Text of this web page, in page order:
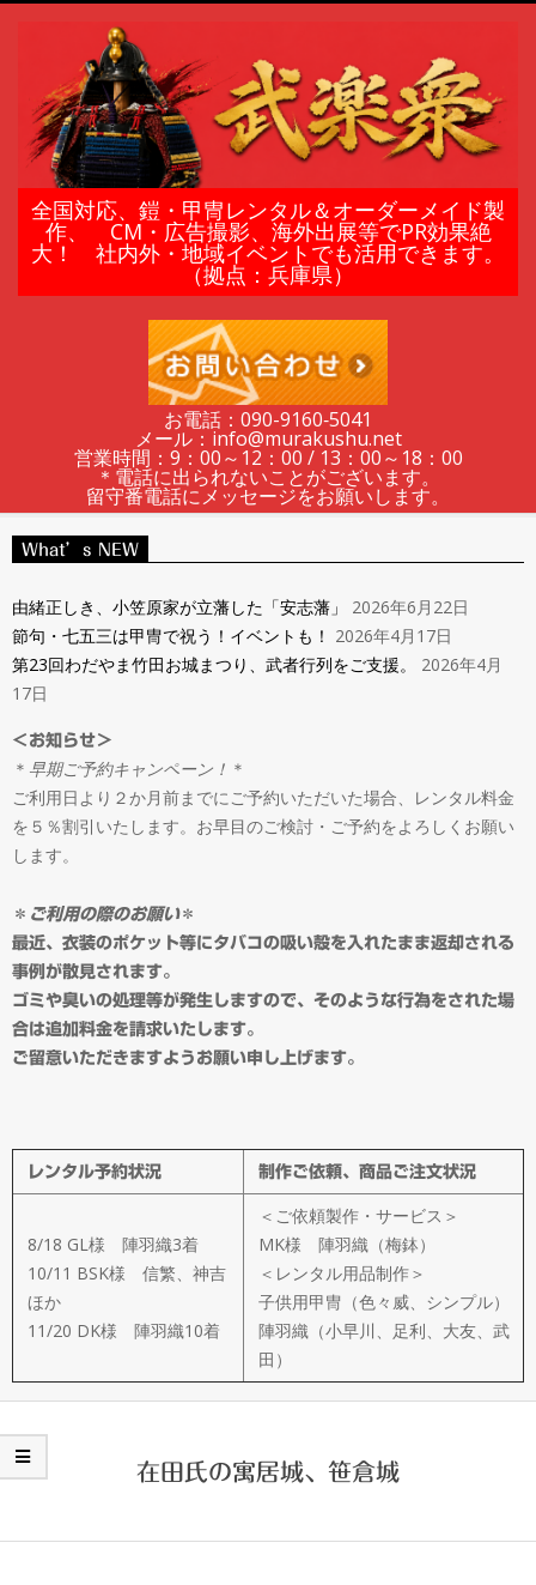
鎧
甲
レ
ン
タ
ル
＆
オ
ー
ダ
ー
メ
イ
ド
製
作
武
楽
衆
全国対応、鎧・甲冑レンタル＆オーダーメイド製
作、 CM・広告撮影、海外出展等でPR効果絶
大！ 社内外・地域イベントでも活用できます。
（拠点：兵庫県）
お電話：090-9160‐5041
メール：info@murakushu.net
営業時間：9：00～12：00 / 13：00～18：00
＊電話に出られないことがございます。
留守番電話にメッセージをお願いします。
Navigation
What’s NEW
由緒正しき、小笠原家が立藩した「安志藩」
2026年6月22日
節句・七五三は甲冑で祝う！イベントも！ 2026年4月17日
第23回わだやま竹田お城まつり、武者行列をご支援。
2026年4月
17日
＜お知らせ＞
＊ 早期ご予約キャンペーン！ ＊
ご利用日より２か月前までにご予約いただいた場合、レンタル料金
を５％割引いたします。お早目のご検討・ご予約をよろしくお願い
します。
＊ ご利用の際のお願い＊
最近、衣装のポケット等にタバコの吸い殻を入れたまま返却される
事例が散見されます。
ゴミや臭いの処理等が発生しますので、そのような行為をされた場
合は追加料金を請求いたします。
ご留意いただきますようお願い申し上げます。
レンタル予約状況 制作ご依頼、商品ご注文状況
8/18 GL様 陣羽織3着
10/11 BSK様 信繁、神吉
ほか
11/20 DK様 陣羽織10着
＜ご依頼製作・サービス＞
MK様 陣羽織（梅鉢）
＜レンタル用品制作＞
子供用甲冑（色々威、シンプル）
陣羽織（小早川、足利、大友、武
田）
在田氏の寓居城、笹倉城